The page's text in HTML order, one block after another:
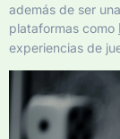
además de ser
plataformas como
experiencias de